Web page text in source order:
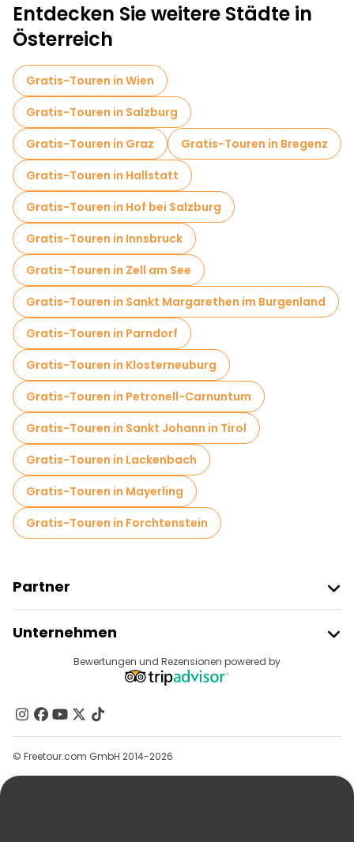
Entdecken Sie weitere Städte in
Österreich
Gratis-Touren in Wien
Gratis-Touren in Salzburg
Gratis-Touren in Graz
Gratis-Touren in Bregenz
Gratis-Touren in Hallstatt
Gratis-Touren in Hof bei Salzburg
Gratis-Touren in Innsbruck
Gratis-Touren in Zell am See
Gratis-Touren in Sankt Margarethen im Burgenland
Gratis-Touren in Parndorf
Gratis-Touren in Klosterneuburg
Gratis-Touren in Petronell-Carnuntum
Gratis-Touren in Sankt Johann in Tirol
Gratis-Touren in Lackenbach
Gratis-Touren in Mayerling
Gratis-Touren in Forchtenstein
Partner
Anbieter-Anmeldung
Affiliate-Programm
Unternehmen
Reiseziele
Kontakt
Gruppen
Hilfe
Bewertungen und Rezensionen powered by
© Freetour.com GmbH 2014-2026